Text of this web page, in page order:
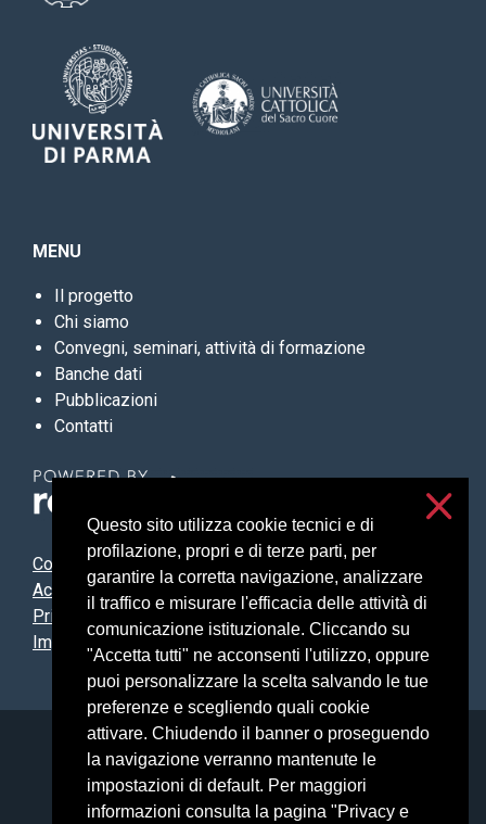
Questo sito utilizza cookie tecnici e di
profilazione, propri e di terze parti, per
garantire la corretta navigazione, analizzare
il traffico e misurare l'efficacia delle attività di
comunicazione istituzionale. Cliccando su
"Accetta tutti" ne acconsenti l'utilizzo, oppure
puoi personalizzare la scelta salvando le tue
preferenze e scegliendo quali cookie
attivare. Chiudendo il banner o proseguendo
la navigazione verranno mantenute le
impostazioni di default. Per maggiori
informazioni consulta la pagina "Privacy e
MENU
Il progetto
Chi siamo
Convegni, seminari, attività di formazione
Banche dati
Pubblicazioni
Contatti
Contatti
Accessibilità
Privacy e cookies
Impostazioni cookie
Università degli Studi di Milano
Via Festa del Perdono, 7 - 20122 Milano
Posta Elettronica Certificata